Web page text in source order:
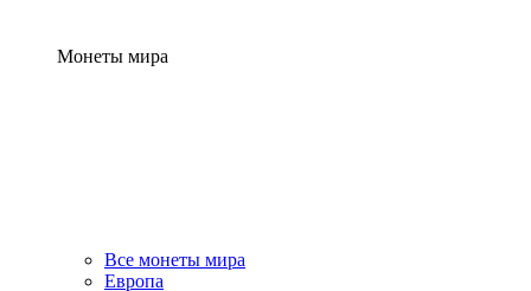
Монеты мира
Все монеты мира
Европа